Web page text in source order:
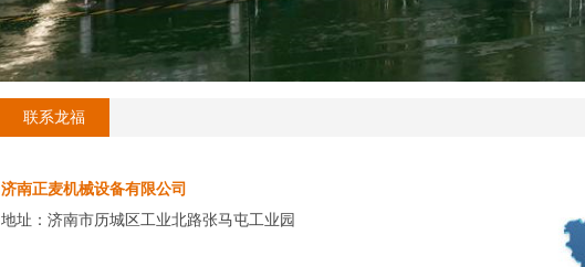
联系龙福
济南正麦机械设备有限公司
地址：济南市历城区工业北路张马屯工业园